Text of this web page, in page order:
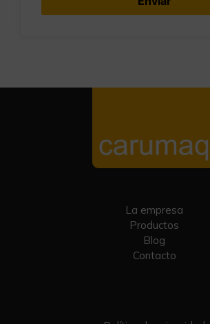
La empresa
Productos
Blog
Contacto